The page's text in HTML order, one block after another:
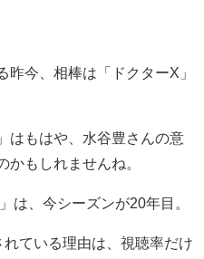
昨今、相棒は「ドクターX」
はもはや、水谷豊さんの意
かもしれませんね。
は、今シーズンが20年目。
ている理由は、視聴率だけ